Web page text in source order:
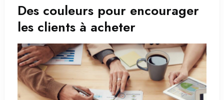
Des couleurs pour encourager
les clients à acheter